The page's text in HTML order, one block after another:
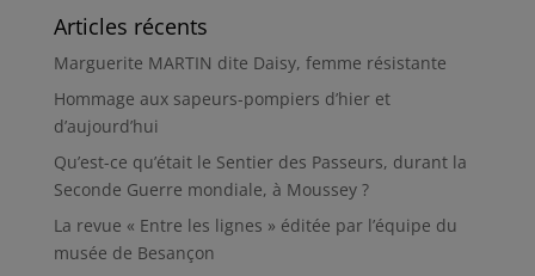
Articles récents
Marguerite MARTIN dite Daisy, femme résistante
Hommage aux sapeurs-pompiers d’hier et
d’aujourd’hui
Qu’est-ce qu’était le Sentier des Passeurs, durant la
Seconde Guerre mondiale, à Moussey ?
La revue « Entre les lignes » éditée par l’équipe du
musée de Besançon